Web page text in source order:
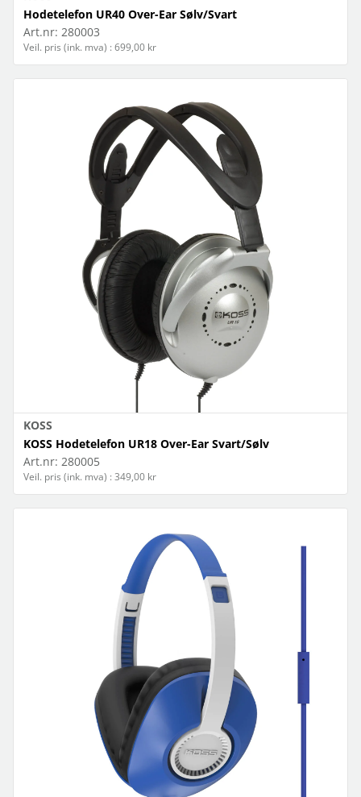
Hodetelefon UR40 Over-Ear Sølv/Svart
Art.nr: 280003
Veil. pris (ink. mva) : 699,00 kr
KOSS
KOSS Hodetelefon UR18 Over-Ear Svart/Sølv
Art.nr: 280005
Veil. pris (ink. mva) : 349,00 kr